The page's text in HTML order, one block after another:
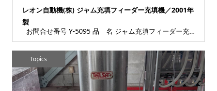
レオン自動機(株) ジャム充填フィーダー充填機／2001年
製
お問合せ番号 Y-5095 品 名 ジャム充填フィーダー充填機 型 式 種 類 製...
Topics